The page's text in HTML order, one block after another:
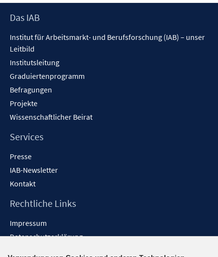
Footer
Das IAB
Institut für Arbeitsmarkt- und Berufsforschung (IAB) – unser
Leitbild
Institutsleitung
Graduiertenprogramm
Befragungen
Projekte
Wissenschaftlicher Beirat
Services
Presse
IAB-Newsletter
Kontakt
Rechtliche Links
Impressum
Datenschutzerklärung